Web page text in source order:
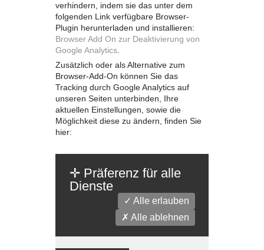
verhindern, indem sie das unter dem
folgenden Link verfügbare Browser-
Plugin herunterladen und installieren:
Browser Add On zur Deaktivierung von
Google Analytics.
Zusätzlich oder als Alternative zum
Browser-Add-On können Sie das
Tracking durch Google Analytics auf
unseren Seiten unterbinden, Ihre
aktuellen Einstellungen, sowie die
Möglichkeit diese zu ändern, finden Sie
hier:
✛ Präferenz für alle
Dienste
✓ Alle erlauben
✗ Alle ablehnen